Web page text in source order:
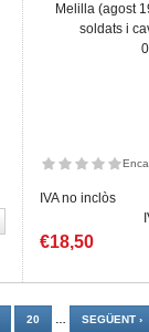
Melilla (agost
soldats i
IVA no inclòs
€18,50
20 SEGÜENT ›